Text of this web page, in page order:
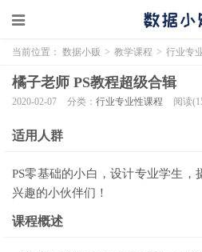
当前位置： 数据小贩 > 教学课程 > 行业专
橘子老师 PS教程超级合辑
2020-02-07 分类： 行业专业性课程 阅读
适用人群
PS零基础的小白，设计专业学生，
兴趣的小伙伴们！
课程概述